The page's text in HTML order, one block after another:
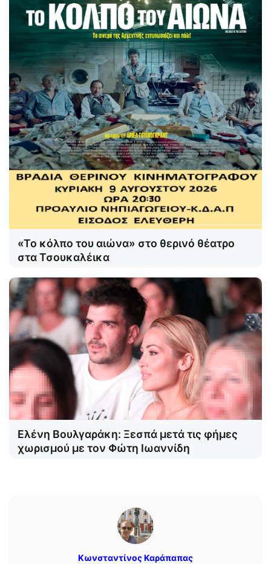
«Το κόλπο του αιώνα» στο θερινό θέατρο
στα Τσουκαλέικα
Ελένη Βουλγαράκη: Ξεσπά μετά τις φήμες
χωρισμού με τον Φώτη Ιωαννίδη
Κωνσταντίνος Καράπαπας